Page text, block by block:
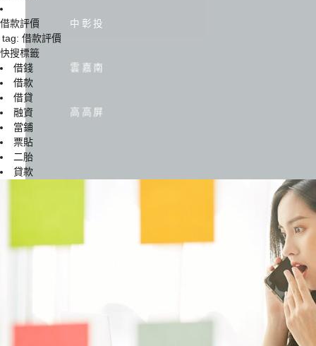
中彰投
雲嘉南
高高屏
借款評價
tag: 借款評價
快搜標籤
借錢
借款
借貸
融資
當鋪
票貼
二胎
貸款